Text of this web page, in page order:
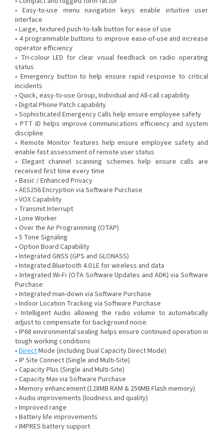
• Easy-to-use menu navigation keys enable intuitive user
interface
• Large, textured push-to-talk button for ease of use
• 4 programmable buttons to improve ease-of-use and increase
operator efficiency
• Tri-colour LED for clear visual feedback on radio operating
status
• Emergency button to help ensure rapid response to critical
incidents
• Quick, easy-to-use Group, Individual and All-call capability
• Digital Phone Patch capability
• Sophisticated Emergency Calls help ensure employee safety
• PTT ID helps improve communications efficiency and system
discipline
• Remote Monitor features help ensure employee safety and
enable fast assessment of remote user status
• Elegant channel scanning schemes help ensure calls are
received first time every time
• Basic / Enhanced Privacy
• AES256 Encryption via Software Purchase
• VOX Capability
• Transmit Interrupt
• Lone Worker
• Over the Air Programming (OTAP)
• 5 Tone Signaling
• Option Board Capability
• Integrated GNSS (GPS and GLONASS)
• Integrated Bluetooth 4.0 LE for wireless and data
• Integrated Wi-Fi (OTA Software Updates and ADK) via Software
Purchase
• Integrated man-down via Software Purchase
• Indoor Location Tracking via Software Purchase
• Intelligent Audio allowing the radio volume to automatically
adjust to compensate for background noise.
• IP68 environmental sealing helps ensure continued operation in
tough working conditions
• DirectMode (including Dual Capacity Direct Mode)
• IP Site Connect (Single and Multi-Site)
• Capacity Plus (Single and Multi-Site)
• Capacity Max via Software Purchase
• Memory enhancement (128MB RAM & 256MB Flash memory)
• Audio improvements (loudness and quality)
• Improved range
• Battery life improvements
• IMPRES battery support